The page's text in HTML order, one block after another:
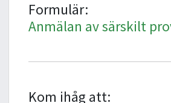
Formulär:
Anmälan av särskilt
Kom ihåg att: